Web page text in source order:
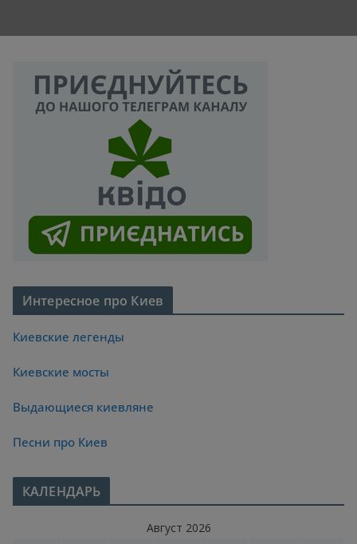
Интересное про Киев
Киевские легенды
Киевские мосты
Выдающиеся киевляне
Песни про Киев
КАЛЕНДАРЬ
Август 2026